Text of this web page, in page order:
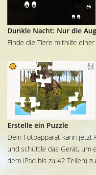
Dunkle Nacht: Nur die
Finde die Tiere mithilfe
Erstelle ein Puzzle
Dein Fotoapparat kann jetzt
und schüttle das Gerät, um
dem iPad bis zu 42 Teilen)